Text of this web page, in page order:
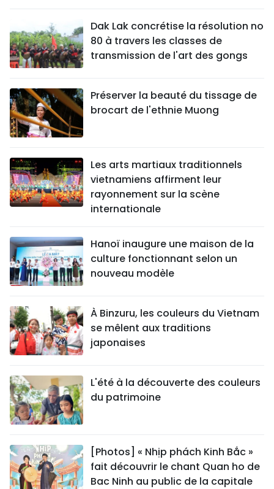
Dak Lak concrétise la résolution no
80 à travers les classes de
transmission de l'art des gongs
Préserver la beauté du tissage de
brocart de l'ethnie Muong
Les arts martiaux traditionnels
vietnamiens affirment leur
rayonnement sur la scène
internationale
Hanoï inaugure une maison de la
culture fonctionnant selon un
nouveau modèle
À Binzuru, les couleurs du Vietnam
se mêlent aux traditions
japonaises
L'été à la découverte des couleurs
du patrimoine
[Photos] « Nhịp phách Kinh Bắc »
fait découvrir le chant Quan ho de
Bac Ninh au public de la capitale